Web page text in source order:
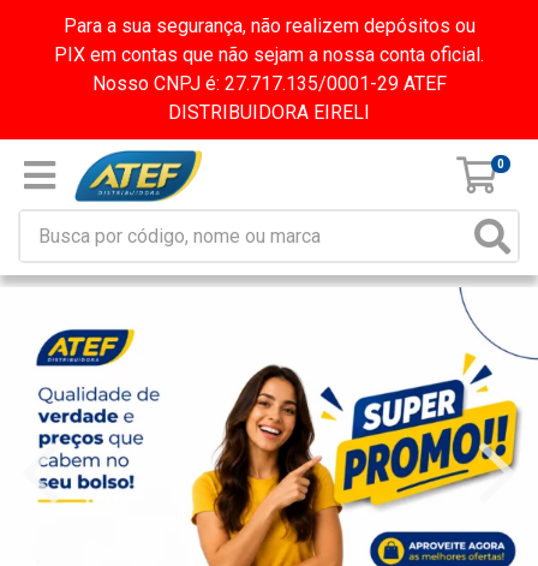
Para a sua segurança, não realizem depósitos ou
PIX em contas que não sejam a nossa conta oficial.
Nosso CNPJ é: 27.717.135/0001-29 ATEF
DISTRIBUIDORA EIRELI
0